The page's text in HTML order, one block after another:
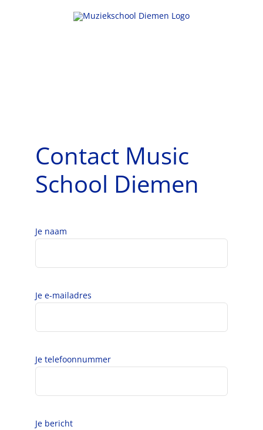
Contact Music
School Diemen
Je naam
Je e-mailadres
Je telefoonnummer
Je bericht